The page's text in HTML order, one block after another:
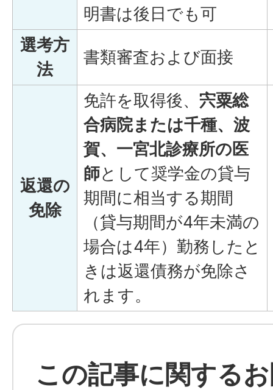
明書は後日でも可
選考方
法
書類審査および面接
返還の
免除
免許を取得後、 宍粟総
合病院または千種、波
賀、一宮北診療所の医
師として奨学金の貸与
期間に相当する期間
（貸与期間が4年未満の
場合は4年）勤務したと
きは返還債務が免除さ
れます。
この記事に関する